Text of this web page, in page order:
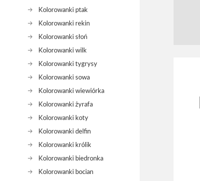
Kolorowanki ptak
Kolorowanki rekin
Kolorowanki słoń
Kolorowanki wilk
Kolorowanki tygrysy
Kolorowanki sowa
Kolorowanki wiewiórka
Kolorowanki żyrafa
Kolorowanki koty
Kolorowanki delfin
Kolorowanki królik
Kolorowanki biedronka
Kolorowanki bocian